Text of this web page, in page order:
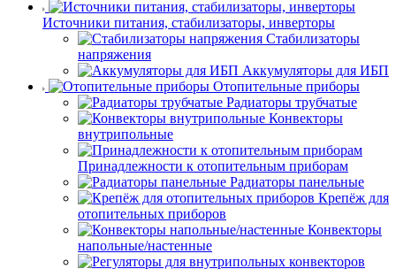
Источники питания, стабилизаторы, инверторы
Стабилизаторы
напряжения
Аккумуляторы для ИБП
Отопительные приборы
Радиаторы трубчатые
Конвекторы
внутрипольные
Принадлежности к отопительным приборам
Радиаторы панельные
Крепёж для
отопительных приборов
Конвекторы
напольные/настенные